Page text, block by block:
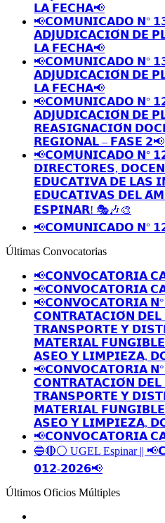
𝗟𝗔 𝗙𝗘𝗖𝗛𝗔📢
📢𝗖𝗢𝗠𝗨𝗡𝗜𝗖𝗔𝗗𝗢 𝗡°
𝗔𝗗𝗝𝗨𝗗𝗜𝗖𝗔𝗖𝗜𝗢́𝗡 𝗗𝗘
𝗟𝗔 𝗙𝗘𝗖𝗛𝗔📢
📢𝗖𝗢𝗠𝗨𝗡𝗜𝗖𝗔𝗗𝗢 𝗡°
𝗔𝗗𝗝𝗨𝗗𝗜𝗖𝗔𝗖𝗜𝗢́𝗡 𝗗𝗘
𝗟𝗔 𝗙𝗘𝗖𝗛𝗔📢
📢𝗖𝗢𝗠𝗨𝗡𝗜𝗖𝗔𝗗𝗢 𝗡°
𝗔𝗗𝗝𝗨𝗗𝗜𝗖𝗔𝗖𝗜𝗢́𝗡 𝗗𝗘
𝗥𝗘𝗔𝗦𝗜𝗚𝗡𝗔𝗖𝗜𝗢́𝗡
𝗥𝗘𝗚𝗜𝗢𝗡𝗔𝗟 – 𝗙𝗔𝗦𝗘 𝟮📢
📢𝗖𝗢𝗠𝗨𝗡𝗜𝗖𝗔𝗗𝗢 𝗡°
𝗗𝗜𝗥𝗘𝗖𝗧𝗢𝗥𝗘𝗦,
𝗘𝗗𝗨𝗖𝗔𝗧𝗜𝗩𝗔 𝗗𝗘 𝗟𝗔𝗦
𝗘𝗗𝗨𝗖𝗔𝗧𝗜𝗩𝗔𝗦 𝗗𝗘𝗟
𝗘𝗦𝗣𝗜𝗡𝗔𝗥! 🎭🎶🎨
📢𝗖𝗢𝗠𝗨𝗡𝗜𝗖𝗔𝗗𝗢 𝗡°
Últimas Convocatorias
📢𝗖𝗢𝗡𝗩𝗢𝗖𝗔𝗧𝗢𝗥𝗜𝗔
📢𝗖𝗢𝗡𝗩𝗢𝗖𝗔𝗧𝗢𝗥𝗜𝗔
📢𝗖𝗢𝗡𝗩𝗢𝗖𝗔𝗧𝗢𝗥𝗜𝗔 𝗡°
𝗖𝗢𝗡𝗧𝗥𝗔𝗧𝗔𝗖𝗜𝗢́𝗡 𝗗𝗘𝗟
𝗧𝗥𝗔𝗡𝗦𝗣𝗢𝗥𝗧𝗘 𝗬
𝗠𝗔𝗧𝗘𝗥𝗜𝗔𝗟
𝗔𝗦𝗘𝗢 𝗬 𝗟𝗜𝗠𝗣𝗜𝗘𝗭𝗔,
📢𝗖𝗢𝗡𝗩𝗢𝗖𝗔𝗧𝗢𝗥𝗜𝗔 𝗡°
𝗖𝗢𝗡𝗧𝗥𝗔𝗧𝗔𝗖𝗜𝗢́𝗡 𝗗𝗘𝗟
𝗧𝗥𝗔𝗡𝗦𝗣𝗢𝗥𝗧𝗘 𝗬
𝗠𝗔𝗧𝗘𝗥𝗜𝗔𝗟
𝗔𝗦𝗘𝗢 𝗬 𝗟𝗜𝗠𝗣𝗜𝗘𝗭𝗔,
📢𝗖𝗢𝗡𝗩𝗢𝗖𝗔𝗧𝗢𝗥𝗜𝗔
🔵🔴⚪️ UGEL Espinar
𝟬𝟭𝟮-𝟮𝟬𝟮𝟲📢
Últimos Oficios Múltiples